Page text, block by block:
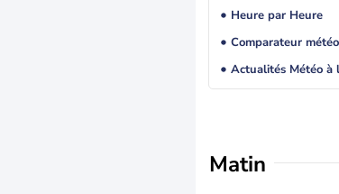
Heure par Heure
Comparateur météo
Matin